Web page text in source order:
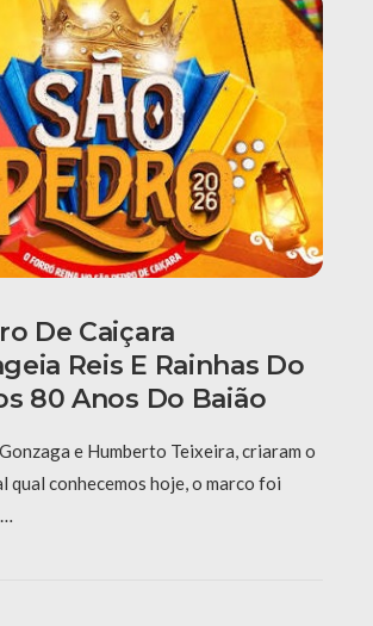
De Caiçara
Reis E Rainhas Do
80 Anos Do Baião
e Humberto Teixeira, criaram o
qual conhecemos hoje, o marco foi